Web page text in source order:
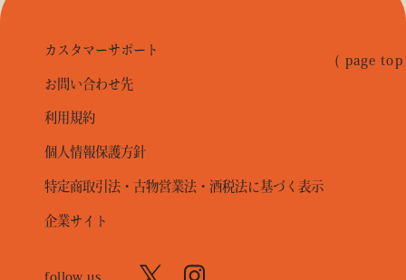
( page
カスタマーサポート
お問い合わせ先
利用規約
個人情報保護方針
特定商取引法・古物営業法・酒税法に基づく表示
企業サイト
follow us